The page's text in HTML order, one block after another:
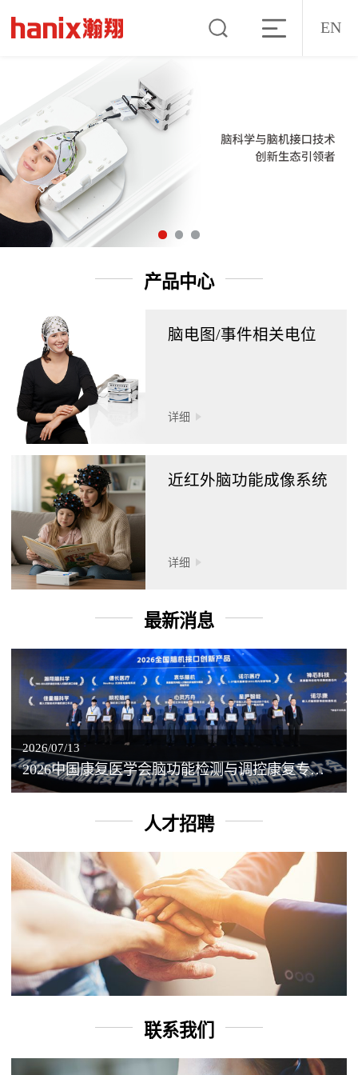
EN
产品中心
脑电图/事件相关电位
详细
近红外脑功能成像系统
详细
最新消息
2026/07/13
2026中国康复医学会脑功能检测与调控康复专业委员会学术年会丨脑客中国：脑机接口——EEG驱动TMS闭环调控工作坊
人才招聘
联系我们